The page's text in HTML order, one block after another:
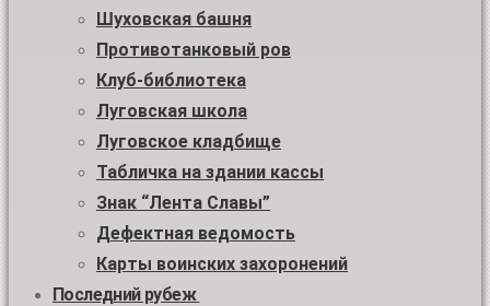
Шуховская башня
Противотанковый ров
Клуб-библиотека
Луговская школа
Луговское кладбище
Табличка на здании кассы
Знак “Лента Славы”
Дефектная ведомость
Карты воинских захоронений
Последний рубеж